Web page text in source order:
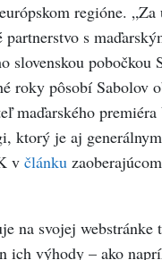
regióne. „Za
s
slovenskou pobočkou
roky pôsobí Sabolov
maďarského
ktorý je aj
v článku
na svojej webstránke
ich výhody – ako